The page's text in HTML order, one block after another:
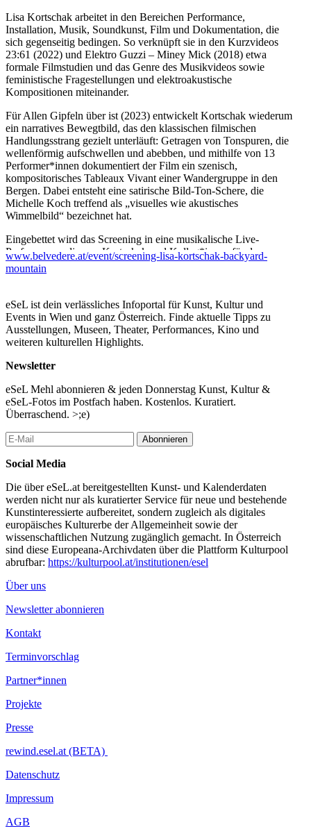
Lisa Kortschak arbeitet in den Bereichen Performance,
Installation, Musik, Soundkunst, Film und Dokumentation, die
sich gegenseitig bedingen. So verknüpft sie in den Kurzvideos
23:61 (2022) und Elektro Guzzi – Miney Mick (2018) etwa
formale Filmstudien und das Genre des Musikvideos sowie
feministische Fragestellungen und elektroakustische
Kompositionen miteinander.
Für Allen Gipfeln über ist (2023) entwickelt Kortschak wiederum
ein narratives Bewegtbild, das den klassischen filmischen
Handlungsstrang gezielt unterläuft: Getragen von Tonspuren, die
wellenförmig aufschwellen und abebben, und mithilfe von 13
Performer*innen dokumentiert der Film ein szenisch,
kompositorisches Tableaux Vivant einer Wandergruppe in den
Bergen. Dabei entsteht eine satirische Bild-Ton-Schere, die
Michelle Koch treffend als „visuelles wie akustisches
Wimmelbild“ bezeichnet hat.
Eingebettet wird das Screening in eine musikalische Live-
Performance, die von Kortschak und Kolleg*innen für den
Abend entwickelt wird.
Screening: Lisa Kortschak, Allen Gipfeln über ist, 2023, 15 Min.
Live-Performance: KORTSCHAK & KOLLEG*INNEN, ca. 20
Min.
...Mehr lesen
www.belvedere.at/event/screening-lisa-kortschak-backyard-
mountain
eSeL ist dein verlässliches Infoportal für Kunst, Kultur und
Events in Wien und ganz Österreich. Finde aktuelle Tipps zu
Ausstellungen, Museen, Theater, Performances, Kino und
weiteren kulturellen Highlights.
Newsletter
eSeL Mehl abonnieren & jeden Donnerstag Kunst, Kultur &
eSeL-Fotos im Postfach haben. Kostenlos. Kuratiert.
Überraschend. >;e)
Abonnieren
Social Media
Die über eSeL.at bereitgestellten Kunst- und Kalenderdaten
werden nicht nur als kuratierter Service für neue und bestehende
Kunstinteressierte aufbereitet, sondern zugleich als digitales
europäisches Kulturerbe der Allgemeinheit sowie der
wissenschaftlichen Nutzung zugänglich gemacht. In Österreich
sind diese Europeana-Archivdaten über die Plattform Kulturpool
abrufbar: https://kulturpool.at/institutionen/esel
Über uns
Newsletter abonnieren
Kontakt
Terminvorschlag
Partner*innen
Projekte
Presse
rewind.esel.at (BETA)
Datenschutz
Impressum
AGB